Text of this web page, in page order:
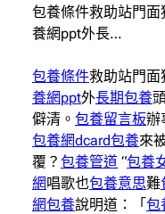
包養條件救助站門
養網ppt外長…
包養條件救助站門面
養網ppt外長期包養
僻清。 包養留言板辦
包養網dcard包養來
覆？ 包養管道 “包養
網唱歌也包養意思難
網包養說明道：「包